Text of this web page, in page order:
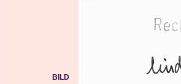
BILD